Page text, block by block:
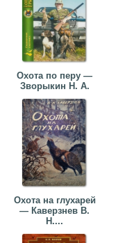
Охота по перу —
Зворыкин Н. А.
Охота на глухарей
— Каверзнев В.
Н....